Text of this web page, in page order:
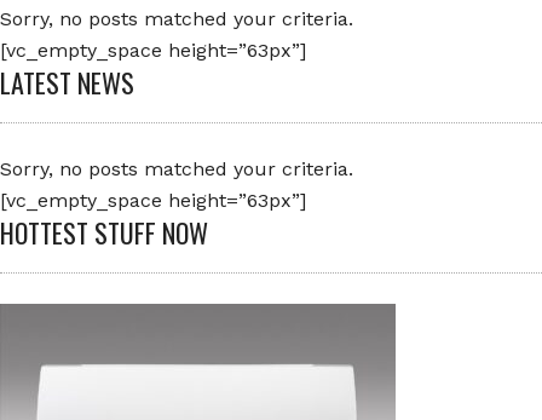
Sorry, no posts matched your criteria.
[vc_empty_space height=”63px”]
LATEST NEWS
Sorry, no posts matched your criteria.
[vc_empty_space height=”63px”]
HOTTEST STUFF NOW